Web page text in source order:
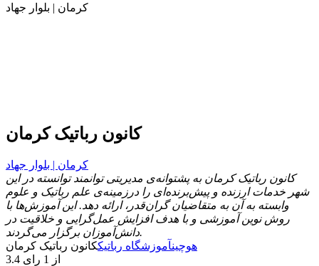
کرمان | بلوار جهاد
کانون رباتیک کرمان
کرمان | بلوار جهاد
کانون رباتیک کرمان به پشتوانه‌ی مدیریتی توانمند توانسته در این
شهر خدمات ارزنده و پیش‌برنده‌ای را درزمینه‌ی علم رباتیک و علوم
وابسته به آن به متقاضیان گران‌قدر، ارائه دهد. این آموزش‌ها با
روش نوین آموزشی و با هدف افزایش عمل‌گرایی و خلاقیت در
دانش‌آموزان برگزار می‌گردند.
هوچینآموزشگاه رباتیککانون رباتیک کرمان
3.4 از 1 رای